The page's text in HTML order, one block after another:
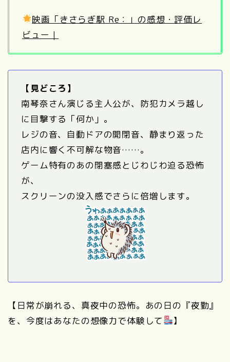
映画「きさらぎ駅 Re：」の感想・評価レ
ビュー｜
【見どころ】
南琴奈さん演じる主人公が、防犯カメラ越し
に目撃する「何か」。
レジの音、自動ドアの開閉音、静まり返った
店内に響く不可解な物音……。
ゲーム特有のあの閉塞感とじわじわ迫る恐怖
が、
スクリーンの没入感でさらに倍増します。
【日常が崩れる、真夜中の恐怖。あの日の『夜勤』
を、今度はあなたの想像力で体験して
】